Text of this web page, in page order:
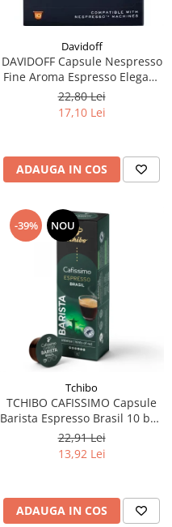
Davidoff
DAVIDOFF Capsule Nespresso
Fine Aroma Espresso Elegant
& Fragrant 10x5.5g
22,80 Lei
17,10 Lei
ADAUGA IN COS
-39% NOU
Tchibo
TCHIBO CAFISSIMO Capsule
Barista Espresso Brasil 10 buc
80g (27.10.2026)
22,91 Lei
13,92 Lei
ADAUGA IN COS